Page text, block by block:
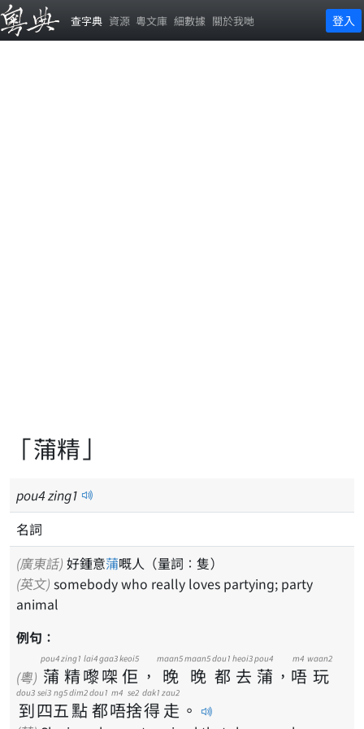
查字典 資源 粵文庫 細數據 關於我哋 登入
「蒲精」
pou4zing1
名詞
(廣東話) 好鍾意蒲嘅人（量詞：隻）
(英文)
animal
例句：
(粵) 蒲
pou4
精
zing1
嚟
lai4
㗎
gaa3
佢
keoi5
， 晚
maan5
晚
maan5
都
dou1
去
heoi3
蒲
pou4
， 唔
m4
玩
waan2
到
dou3
四
sei3
五
ng5
點
dim2
都
dou1
唔
m4
捨
se2
得
dak1
走
zau2
。